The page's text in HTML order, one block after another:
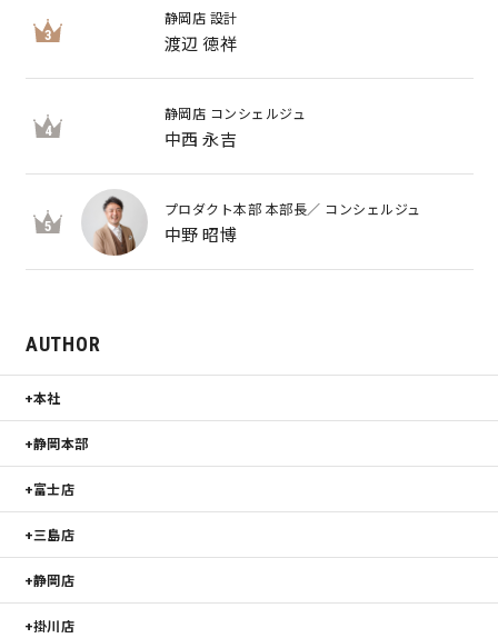
3
静岡店 設計
渡辺 徳祥
4
静岡店 コンシェルジュ
中西 永吉
5
プロダクト本部 本部長／ コンシェルジュ
中野 昭博
AUTHOR
本社
静岡本部
富士店
三島店
静岡店
掛川店